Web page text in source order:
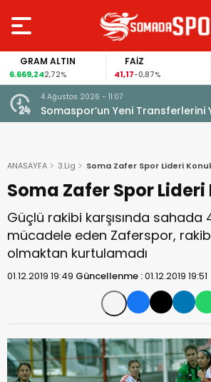
FAİZ
41,17-0,87%
GÜMÜŞ GRAM
98,394,43%
4 Ağustos 2026 - 11:07
Somaspor’un Yeni Transferlerini
ANASAYFA 3.Lig Soma Zafer Spor Lideri
Soma Zafer Spor Lideri
Güçlü rakibi karşısında sahada
mücadele eden Zaferspor,
olmaktan kurtulamadı
01.12.2019 19:49 Güncellenme :01.12.2019 19:51